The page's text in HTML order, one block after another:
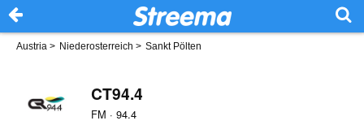
Austria > Niederosterreich > Sankt Pölten
CT94.4
FM · 94.4